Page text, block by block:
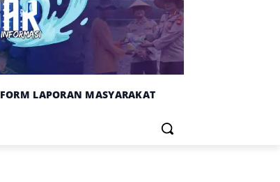
FORM LAPORAN MASYARAKAT